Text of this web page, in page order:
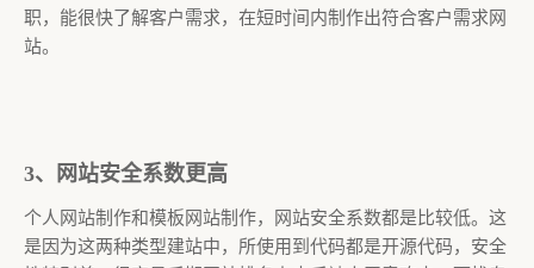
职，能很快了解客户需求，在短时间内制作出符合客户需求网
站。
3、网站安全系数更高
个人网站制作和模板网站制作，网站安全系数都是比较低。这
是因为这两种类型建站中，所使用到代码都是开源代码，安全